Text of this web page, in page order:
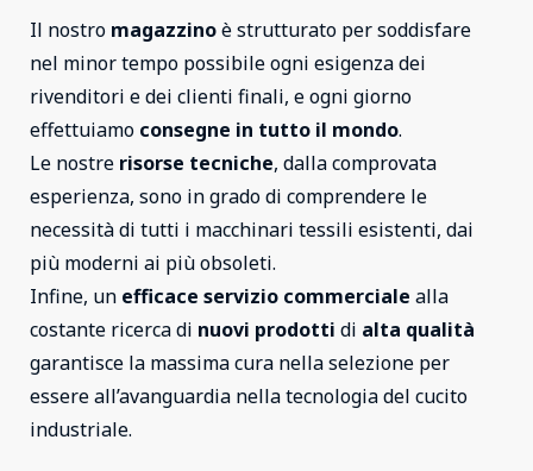
Il nostro magazzinoè strutturato per soddisfare
nel minor tempo possibile ogni esigenza dei
rivenditori e dei clienti finali, e ogni giorno
effettuiamo consegne in tutto il mondo.
Le nostre risorse tecniche, dalla comprovata
esperienza, sono in grado di comprendere le
necessità di tutti i macchinari tessili esistenti, dai
più moderni ai più obsoleti.
Infine, un efficace servizio commerciale alla
costante ricerca di nuovi prodotti di alta qualità
garantisce la massima cura nella selezione per
essere all’avanguardia nella tecnologia del cucito
industriale.